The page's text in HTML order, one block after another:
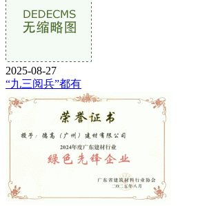
2025-08-27
“九三阅兵”都有